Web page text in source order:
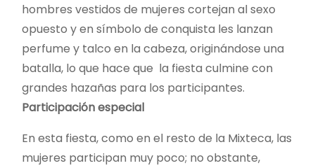
hombres vestidos de mujeres cortejan al sexo
opuesto y en símbolo de conquista les lanzan
perfume y talco en la cabeza, originándose una
batalla, lo que hace que la fiesta culmine con
grandes hazañas para los participantes.
Participación especial
En esta fiesta, como en el resto de la Mixteca, las
mujeres participan muy poco; no obstante,